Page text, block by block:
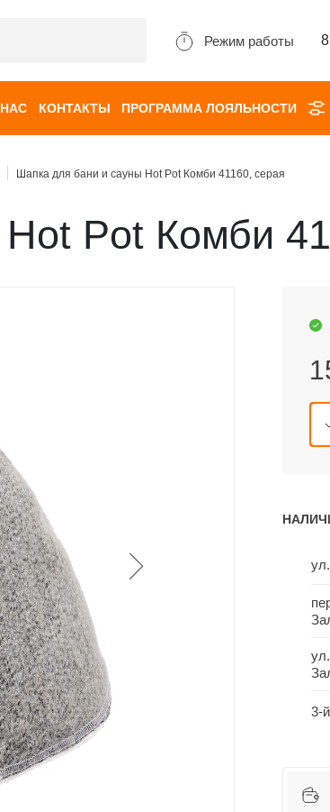
Режим работы
КОНТАКТЫ ПРОГРАММА ЛОЯЛЬНОСТИ
Шапка для бани и сауны Hot Pot Комби 41160, серая
Pot Комби
3-